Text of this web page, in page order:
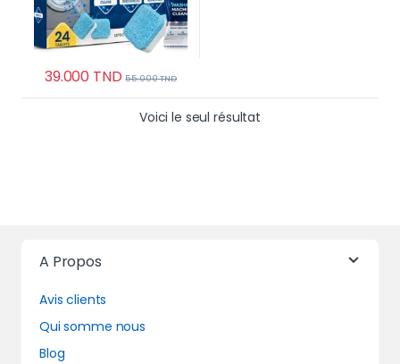
39.000 TND 55.000TND
Voici le seul résultat
A Propos
Avis clients
Qui somme nous
Blog